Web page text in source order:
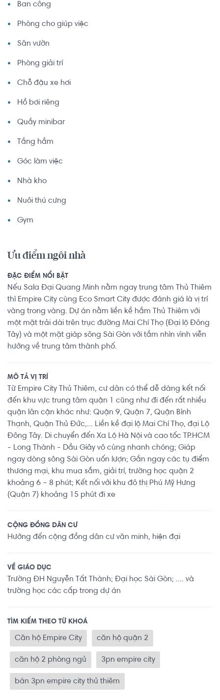
Ban công
Phòng cho giúp việc
Sân vườn
Phòng giải trí
Chỗ đậu xe hơi
Hồ bơi riêng
Quầy minibar
Tầng hầm
Góc làm việc
Nhà kho
Nuôi thú cưng
Gym
Ưu điểm ngôi nhà
ĐẶC ĐIỂM NỔI BẬT
Nếu Sala Đại Quang Minh nằm ngay trung tâm Thủ Thiêm
thì Empire City cùng Eco Smart City được đánh giá là vị trí
vàng trong vàng. Dự án nằm liền kề hầm Thủ Thiêm với
một mặt trải dài trên trục đường Mai Chí Thọ (Đại lộ Đông
Tây) và một mặt giáp sông Sài Gòn với tầm nhìn vĩnh viễn
hướng về trung tâm thành phố.
MÔ TẢ VỊ TRÍ
Từ Empire City Thủ Thiêm, cư dân có thể dễ dàng kết nối
đến khu vực trung tâm quận 1 cũng như đi đến rất nhiều
quận lân cận khác như: Quận 9, Quận 7, Quận Bình
Thạnh, Quận Thủ Đức,... Liền kề đại lộ Mai Chí Thọ, đại Lộ
Đông Tây. Di chuyển đến Xa Lộ Hà Nội và cao tốc TP.HCM
- Long Thành - Dầu Giây vô cùng nhanh chóng; Giáp
ngay dòng sông Sài Gòn uốn lượn; Gần ngay các tụ điểm
thương mại, khu mua sắm, giải trí, trường học quận 2
khoảng 6 – 8 phút; Kết nối với khu đô thị Phú Mỹ Hưng
(Quận 7) khoảng 15 phút đi xe
CỘNG ĐỒNG DÂN CƯ
Hướng đến cộng đồng dân cư văn minh, hiện đại
VỀ GIÁO DỤC
Trường ĐH Nguyễn Tất Thành; Đại học Sài Gòn; .... và
trường học các cấp trong dự án
TÌM KIẾM THEO TỪ KHOÁ
Căn hộ Empire City căn hộ quận 2
căn hộ 2 phòng ngủ 3pn empire city
bán 3pn empire city thủ thiêm